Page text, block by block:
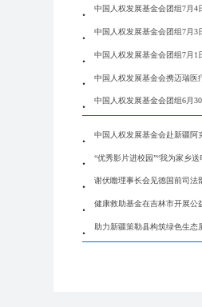
中国人权发展基金会团组7月4
中国人权发展基金会团组7月3
中国人权发展基金会团组7月1
中国人权发展基金会携迈瑞医
中国人权发展基金会团组6月
中国人权发展基金会赴新疆阿
“优秀影片进校园”“我为家乡
谢伏瞻理事长会见德国前司法
健康救助基金在吉林市开展公
助力新疆策勒县构筑绿色生